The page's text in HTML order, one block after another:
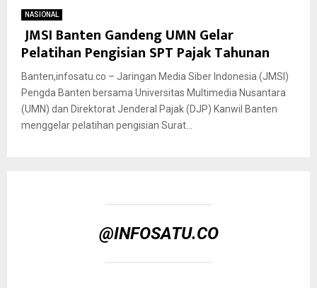
NASIONAL
JMSI Banten Gandeng UMN Gelar
Pelatihan Pengisian SPT Pajak Tahunan
Banten,infosatu.co – Jaringan Media Siber Indonesia (JMSI)
Pengda Banten bersama Universitas Multimedia Nusantara
(UMN) dan Direktorat Jenderal Pajak (DJP) Kanwil Banten
menggelar pelatihan pengisian Surat...
@INFOSATU.CO